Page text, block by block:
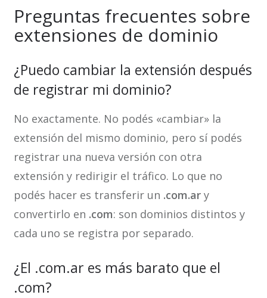
Preguntas frecuentes sobre
extensiones de dominio
¿Puedo cambiar la extensión después
de registrar mi dominio?
No exactamente. No podés «cambiar» la
extensión del mismo dominio, pero sí podés
registrar una nueva versión con otra
extensión y redirigir el tráfico. Lo que no
podés hacer es transferir un .com.ary
convertirlo en .com: son dominios distintos y
cada uno se registra por separado.
¿El .com.ar es más barato que el
.com?